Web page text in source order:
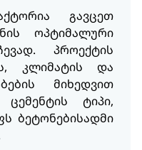
გავცეთ
ოპტიმალური
პროექტის
კლიმატის და
მიხედვით
ტიპი,
ბეტონებისადმი